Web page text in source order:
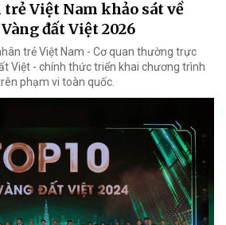
Việt Nam khảo sát về
đất Việt 2026
trẻ Việt Nam - Cơ quan thường trực
Việt - chính thức triển khai chương trình
phạm vi toàn quốc.